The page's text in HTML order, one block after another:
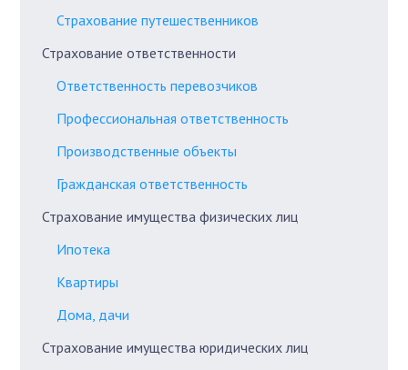
Страхование путешественников
Страхование ответственности
Ответственность перевозчиков
Профессиональная ответственность
Производственные объекты
Гражданская ответственность
Страхование имущества физических лиц
Ипотека
Квартиры
Дома, дачи
Страхование имущества юридических лиц